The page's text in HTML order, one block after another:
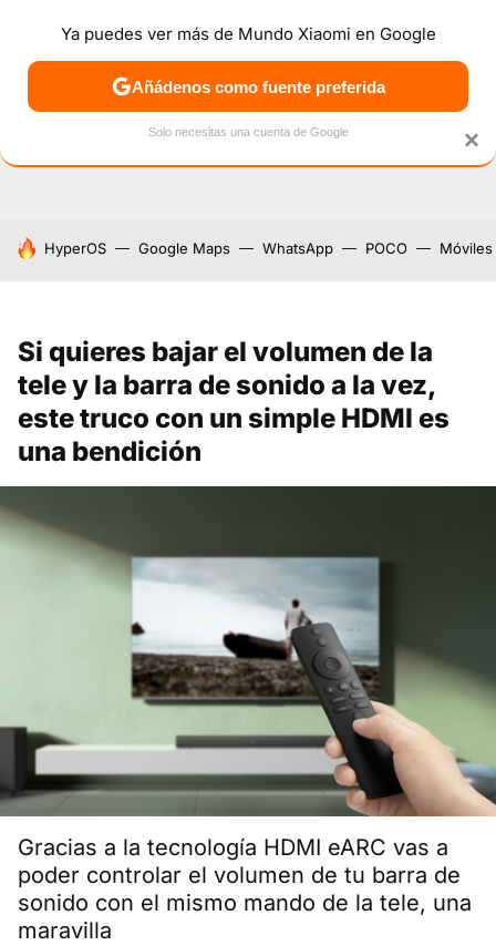
NOTICIAS MÓVILES TUTORIALES OFERTAS
HOY SE HABLA DE
HyperOS Google Maps WhatsApp POCO Móviles
Si quieres bajar el volumen de la
tele y la barra de sonido a la vez,
este truco con un simple HDMI es
una bendición
Gracias a la tecnología HDMI eARC vas a
poder controlar el volumen de tu barra de
sonido con el mismo mando de la tele, una
maravilla
×
Ya puedes ver más de Mundo Xiaomi en Google
Añádenos como fuente preferida
Solo necesitas una cuenta de Google